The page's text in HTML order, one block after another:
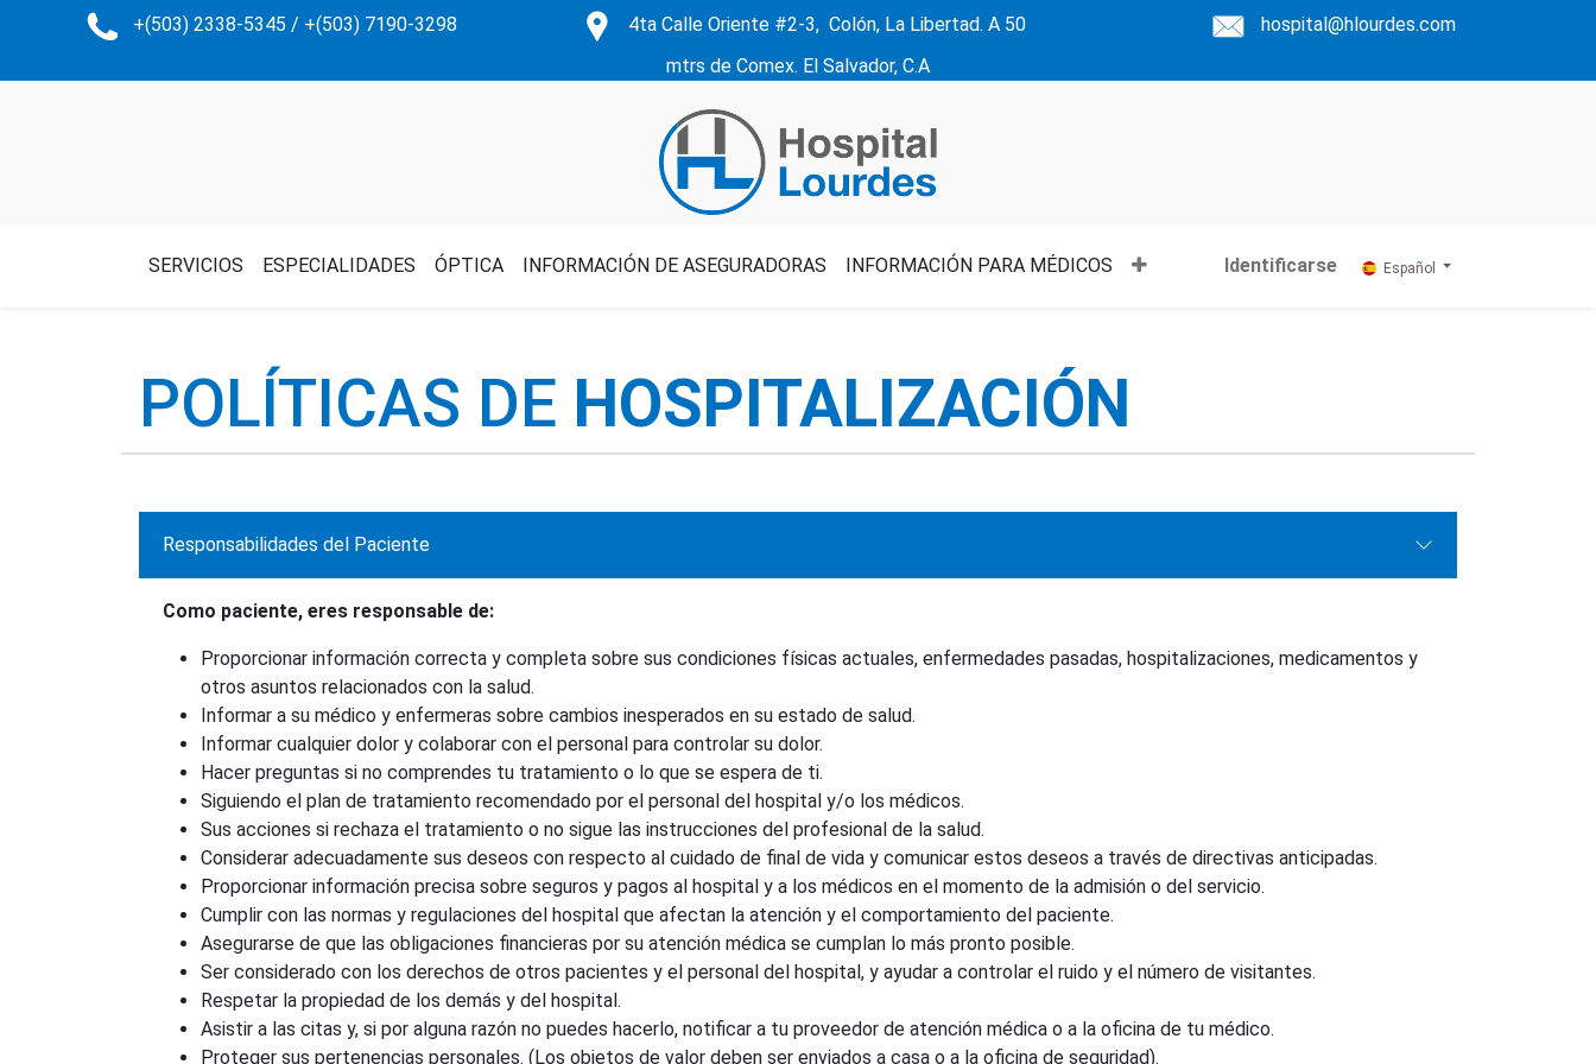
+(503) 2338-5345 / +(503) 7190-3298
4ta Calle Oriente #2-3, Colón, La Libertad. A 50
mtrs de Comex. El Salvador, C.A
hospital@hlourdes.com
SERVICIOS ESPECIALIDADES ÓPTICA INFORMACIÓN DE ASEGURADORAS INFORMACIÓN PARA MÉDICOS Identificarse Español
POLÍTICAS DE HOSPITALIZACIÓN
Responsabilidades del Paciente
Como paciente, eres responsable de:
Proporcionar información correcta y completa sobre sus condiciones físicas actuales, enfermedades pasadas, hospitalizaciones, medicamentos y
otros asuntos relacionados con la salud.
Informar a su médico y enfermeras sobre cambios inesperados en su estado de salud.
Informar cualquier dolor y colaborar con el personal para controlar su dolor.
Hacer preguntas si no comprendes tu tratamiento o lo que se espera de ti.
Siguiendo el plan de tratamiento recomendado por el personal del hospital y/o los médicos.
Sus acciones si rechaza el tratamiento o no sigue las instrucciones del profesional de la salud.
Considerar adecuadamente sus deseos con respecto al cuidado de final de vida y comunicar estos deseos a través de directivas anticipadas.
Proporcionar información precisa sobre seguros y pagos al hospital y a los médicos en el momento de la admisión o del servicio.
Cumplir con las normas y regulaciones del hospital que afectan la atención y el comportamiento del paciente.
Asegurarse de que las obligaciones financieras por su atención médica se cumplan lo más pronto posible.
Ser considerado con los derechos de otros pacientes y el personal del hospital, y ayudar a controlar el ruido y el número de visitantes.
Respetar la propiedad de los demás y del hospital.
Asistir a las citas y, si por alguna razón no puedes hacerlo, notificar a tu proveedor de atención médica o a la oficina de tu médico.
Proteger sus pertenencias personales. (Los objetos de valor deben ser enviados a casa o a la oficina de seguridad).